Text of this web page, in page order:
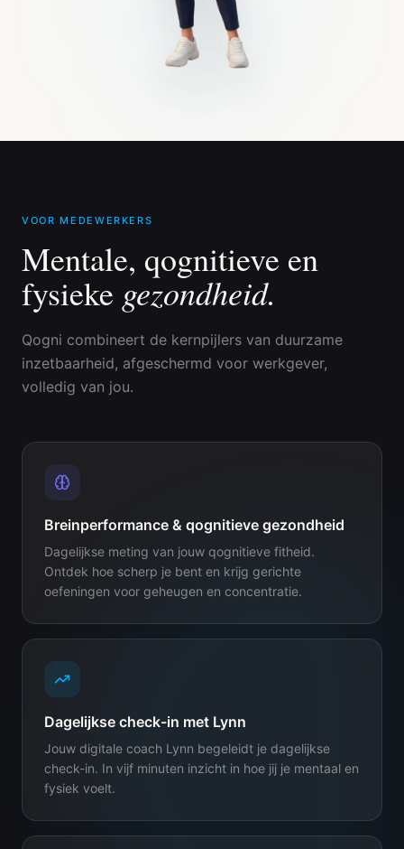
VOOR MEDEWERKERS
Mentale, qognitieve en
fysieke gezondheid.
Qogni combineert de kernpijlers van duurzame
inzetbaarheid, afgeschermd voor werkgever,
volledig van jou.
Breinperformance & qognitieve gezondheid
Dagelijkse meting van jouw qognitieve fitheid.
Ontdek hoe scherp je bent en krijg gerichte
oefeningen voor geheugen en concentratie.
Dagelijkse check-in met Lynn
Jouw digitale coach Lynn begeleidt je dagelijkse
check-in. In vijf minuten inzicht in hoe jij je mentaal en
fysiek voelt.